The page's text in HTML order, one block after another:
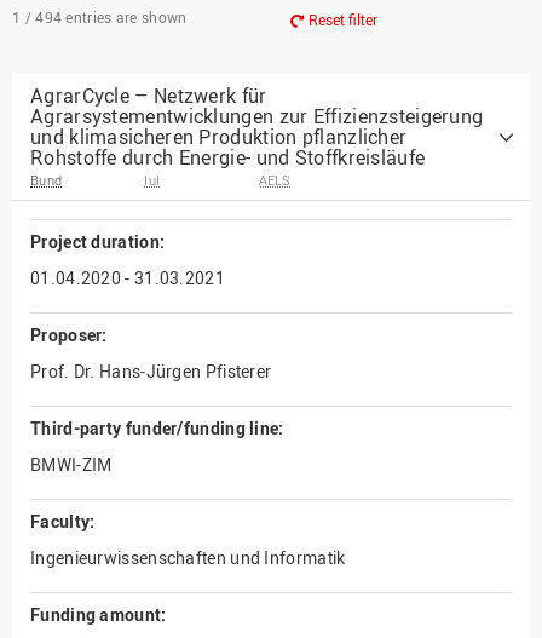
1 / 494 entries are shown Reset filter
AgrarCycle – Netzwerk für
Agrarsystementwicklungen zur Effizienzsteigerung
und klimasicheren Produktion pflanzlicher
Rohstoffe durch Energie- und Stoffkreisläufe
Bund IuI AELS
Project duration:
01.04.2020 - 31.03.2021
Proposer:
Prof. Dr. Hans-Jürgen Pfisterer
Third-party funder/funding line:
BMWI-ZIM
Faculty:
Ingenieurwissenschaften und Informatik
Funding amount: